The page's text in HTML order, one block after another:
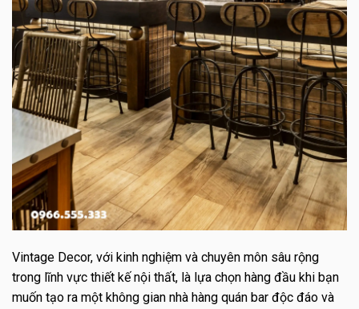
Vintage Decor, với kinh nghiệm và chuyên môn sâu rộng
trong lĩnh vực thiết kế nội thất, là lựa chọn hàng đầu khi bạn
muốn tạo ra một không gian nhà hàng quán bar độc đáo và